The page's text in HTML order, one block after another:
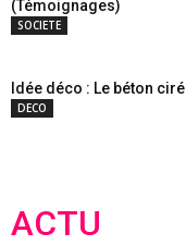
(Témoignages)
SOCIETE
Idée déco : Le béton ciré
DECO
ACTU